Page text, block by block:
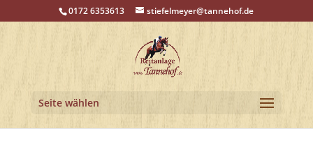
0172 6353613 stiefelmeyer@tannehof.de
Seite wählen